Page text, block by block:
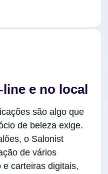
e no local
são algo que
de beleza exige.
o Salonist
de vários
carteiras digitais,